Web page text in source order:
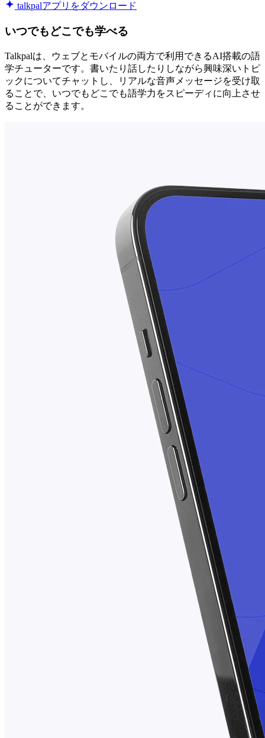
talkpalアプリをダウンロード
いつでもどこでも学べる
Talkpalは、ウェブとモバイルの両方で利用できるAI搭載の語
学チューターです。書いたり話したりしながら興味深いトピ
ックについてチャットし、リアルな音声メッセージを受け取
ることで、いつでもどこでも語学力をスピーディに向上させ
ることができます。